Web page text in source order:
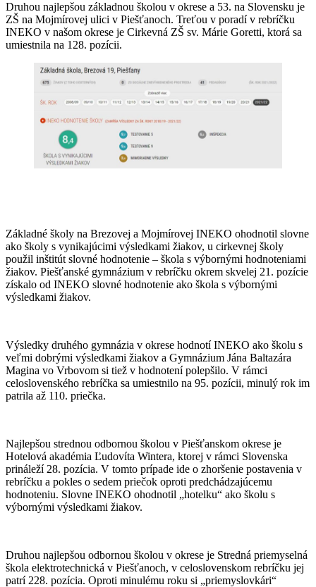
Druhou najlepšou základnou školou v okrese a 53. na Slovensku je
ZŠ na Mojmírovej ulici v Piešťanoch. Treťou v poradí v rebríčku
INEKO v našom okrese je Cirkevná ZŠ sv. Márie Goretti, ktorá sa
umiestnila na 128. pozícii.
Základné školy na Brezovej a Mojmírovej INEKO ohodnotil slovne
ako školy s vynikajúcimi výsledkami žiakov, u cirkevnej školy
použil inštitút slovné hodnotenie – škola s výbornými hodnoteniami
žiakov. Piešťanské gymnázium v rebríčku okrem skvelej 21. pozície
získalo od INEKO slovné hodnotenie ako škola s výbornými
výsledkami žiakov.
Výsledky druhého gymnázia v okrese hodnotí INEKO ako školu s
veľmi dobrými výsledkami žiakov a Gymnázium Jána Baltazára
Magina vo Vrbovom si tiež v hodnotení polepšilo. V rámci
celoslovenského rebríčka sa umiestnilo na 95. pozícii, minulý rok im
patrila až 110. priečka.
Najlepšou strednou odbornou školou v Piešťanskom okrese je
Hotelová akadémia Ľudovíta Wintera, ktorej v rámci Slovenska
prináleží 28. pozícia. V tomto prípade ide o zhoršenie postavenia v
rebríčku a pokles o sedem priečok oproti predchádzajúcemu
hodnoteniu. Slovne INEKO ohodnotil „hotelku“ ako školu s
výbornými výsledkami žiakov.
Druhou najlepšou odbornou školou v okrese je Stredná priemyselná
škola elektrotechnická v Piešťanoch, v celoslovenskom rebríčku jej
patrí 228. pozícia. Oproti minulému roku si „priemyslovkári“